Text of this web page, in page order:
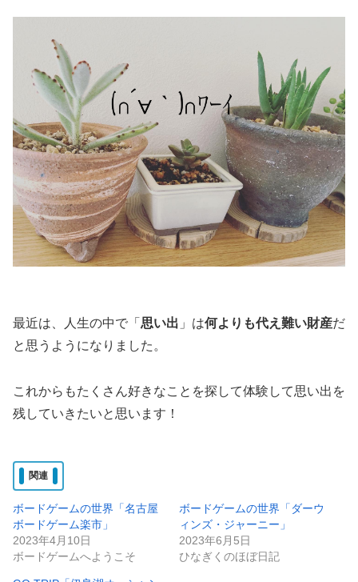
最近は、人生の中で「 思い出 」は何よりも代え難い財産だ
と思うようになりました。
これからもたくさん好きなことを探して体験して思い出を
残していきたいと思います！
関連
ボードゲームの世界「名古屋
ボードゲーム楽市」
2023年4月10日
ボードゲームへようこそ
ボードゲームの世界「ダーウ
ィンズ・ジャーニー」
2023年6月5日
ひなぎくのほぼ日記